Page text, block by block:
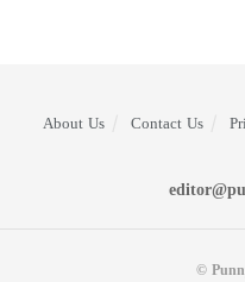
About Us Contact Us
©